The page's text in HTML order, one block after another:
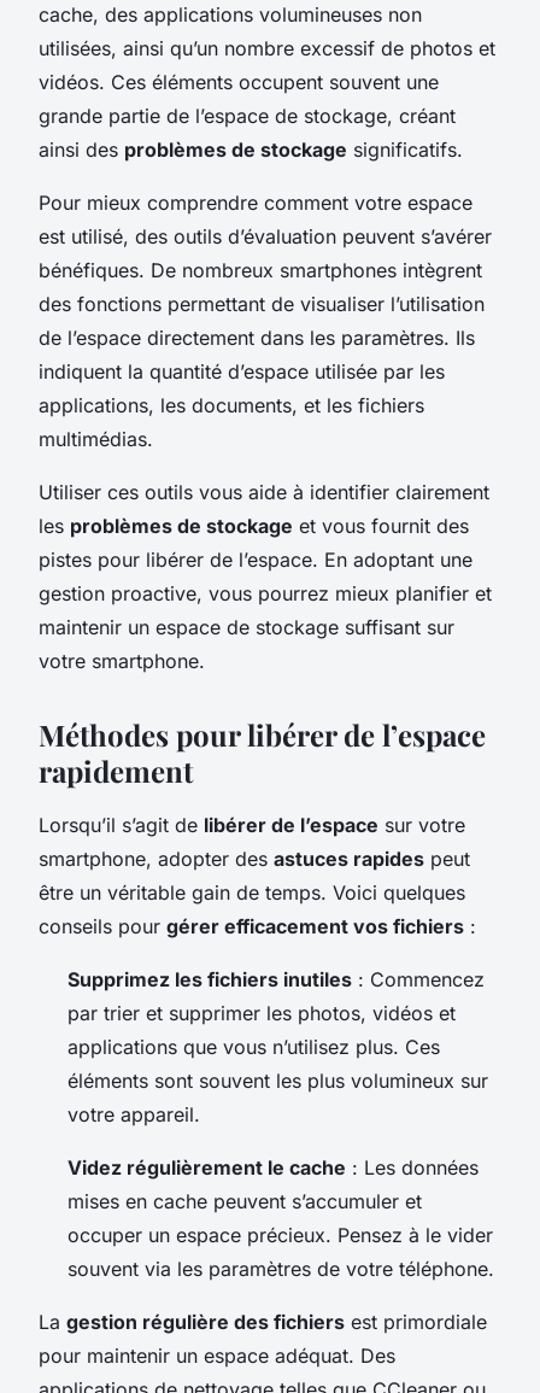
cache, des applications volumineuses non
utilisées, ainsi qu’un nombre excessif de photos et
vidéos. Ces éléments occupent souvent une
grande partie de l’espace de stockage, créant
ainsi des problèmes de stockage significatifs.
Pour mieux comprendre comment votre espace
est utilisé, des outils d’évaluation peuvent s’avérer
bénéfiques. De nombreux smartphones intègrent
des fonctions permettant de visualiser l’utilisation
de l’espace directement dans les paramètres. Ils
indiquent la quantité d’espace utilisée par les
applications, les documents, et les fichiers
multimédias.
Utiliser ces outils vous aide à identifier clairement
les problèmes de stockage et vous fournit des
pistes pour libérer de l’espace. En adoptant une
gestion proactive, vous pourrez mieux planifier et
maintenir un espace de stockage suffisant sur
votre smartphone.
Méthodes pour libérer de l’espace
rapidement
Lorsqu’il s’agit de libérer de l’espace sur votre
smartphone, adopter des astuces rapides peut
être un véritable gain de temps. Voici quelques
conseils pour gérer efficacement vos fichiers :
Supprimez les fichiers inutiles : Commencez
par trier et supprimer les photos, vidéos et
applications que vous n’utilisez plus. Ces
éléments sont souvent les plus volumineux sur
votre appareil.
Videz régulièrement le cache : Les données
mises en cache peuvent s’accumuler et
occuper un espace précieux. Pensez à le vider
souvent via les paramètres de votre téléphone.
La gestion régulière des fichiers est primordiale
pour maintenir un espace adéquat. Des